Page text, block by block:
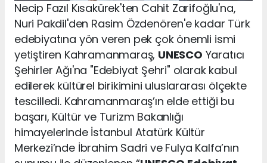
Necip Fazıl Kısakürek'ten Cahit Zarifoğlu'na,
Nuri Pakdil'den Rasim Özdenören'e kadar Türk
edebiyatına yön veren pek çok önemli ismi
yetiştiren Kahramanmaraş, UNESCO Yaratıcı
Şehirler Ağı'na "Edebiyat Şehri" olarak kabul
edilerek kültürel birikimini uluslararası ölçekte
tescilledi. Kahramanmaraş’ın elde ettiği bu
başarı, Kültür ve Turizm Bakanlığı
himayelerinde İstanbul Atatürk Kültür
Merkezi’nde İbrahim Sadri ve Fulya Kalfa’nın